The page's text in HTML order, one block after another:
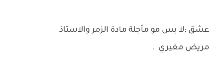
عشق :لا بس مو مأجلة مادة الزمر والاستاذ
مريض مغيري .